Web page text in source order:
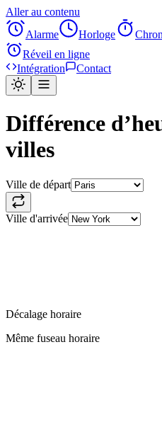
Aller au contenu
Alarme
Horloge
Réveil en ligne
Intégration
Contact
Différence
villes
Ville de départ
Ville d'arrivée
Décalage horaire
Même fuseau horaire